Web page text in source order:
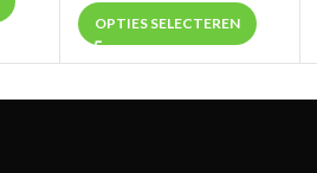
OPTIES SELECTEREN